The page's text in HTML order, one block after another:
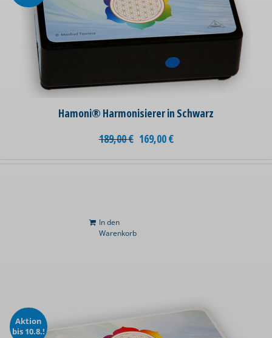
Hamoni® Harmonisierer in Schwarz
189,00€ 169,00€
In den
Warenkorb
Aktion
bis 10.8.!